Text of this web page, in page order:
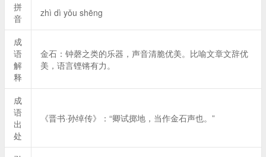
拼
音
zhì dì yǒu shēng
成
语
解
释
金石：钟磬之类的乐器，声音清脆优美。比喻文章文辞优
美，语言铿锵有力。
成
语
出
处
《晋书·孙绰传》：“卿试掷地，当作金石声也。”